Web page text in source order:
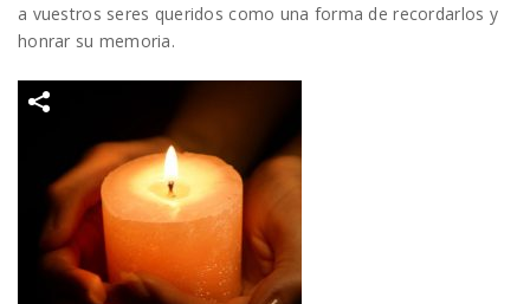
a vuestros seres queridos como una forma de recordarlos y
honrar su memoria.